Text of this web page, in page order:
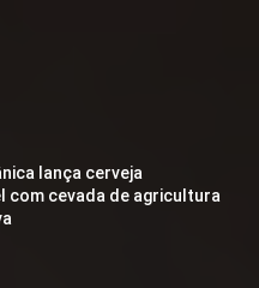
lança cerveja
com cevada de agricultura